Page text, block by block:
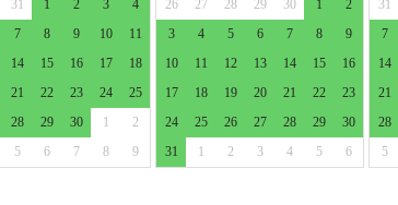
31 1 2 3
4
7 8 9 10
11
14 15 16 17
18
21 22 23 24
25
28 29 30 1
2
5 6 7 8 9
26 27 28 29 30 1
2
3
4 5 6 7 8
9
10
11 12 13 14 15
16
17
18 19 20 21 22
23
24
25 26 27 28 29
30
31
1 2 3 4 5 6
31
7
14
21
28
5